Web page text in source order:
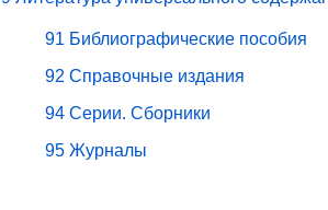
91 Библиографические пособия
92 Справочные издания
94 Серии. Сборники
95 Журналы